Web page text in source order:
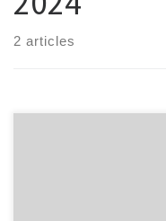
2 articles